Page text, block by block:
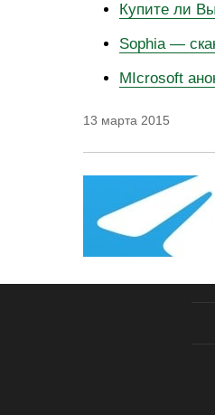
Купите ли
Sophia —
MIcrosoft
13 марта 2015